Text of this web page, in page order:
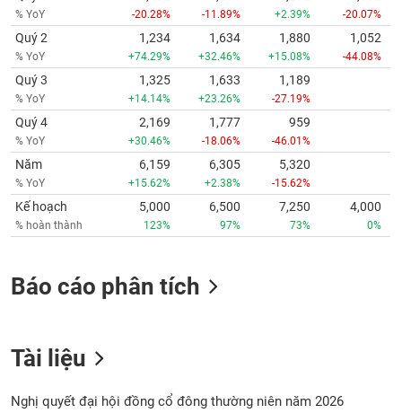
% YoY -20.28% -11.89% +2.39% -20.07%
Quý 2
% YoY
1,234
+74.29%
1,634
+32.46%
1,880
+15.08%
1,052
-44.08%
Quý 3
% YoY
1,325
+14.14%
1,633
+23.26%
1,189
-27.19%
Quý 4
% YoY
2,169
+30.46%
1,777
-18.06%
959
-46.01%
Năm
% YoY
6,159
+15.62%
6,305
+2.38%
5,320
-15.62%
Kế hoạch
% hoàn thành
5,000
123%
6,500
97%
7,250
73%
4,000
0%
Báo cáo phân tích
Tài liệu
Nghị quyết đại hội đồng cổ đông thường niên năm 2026